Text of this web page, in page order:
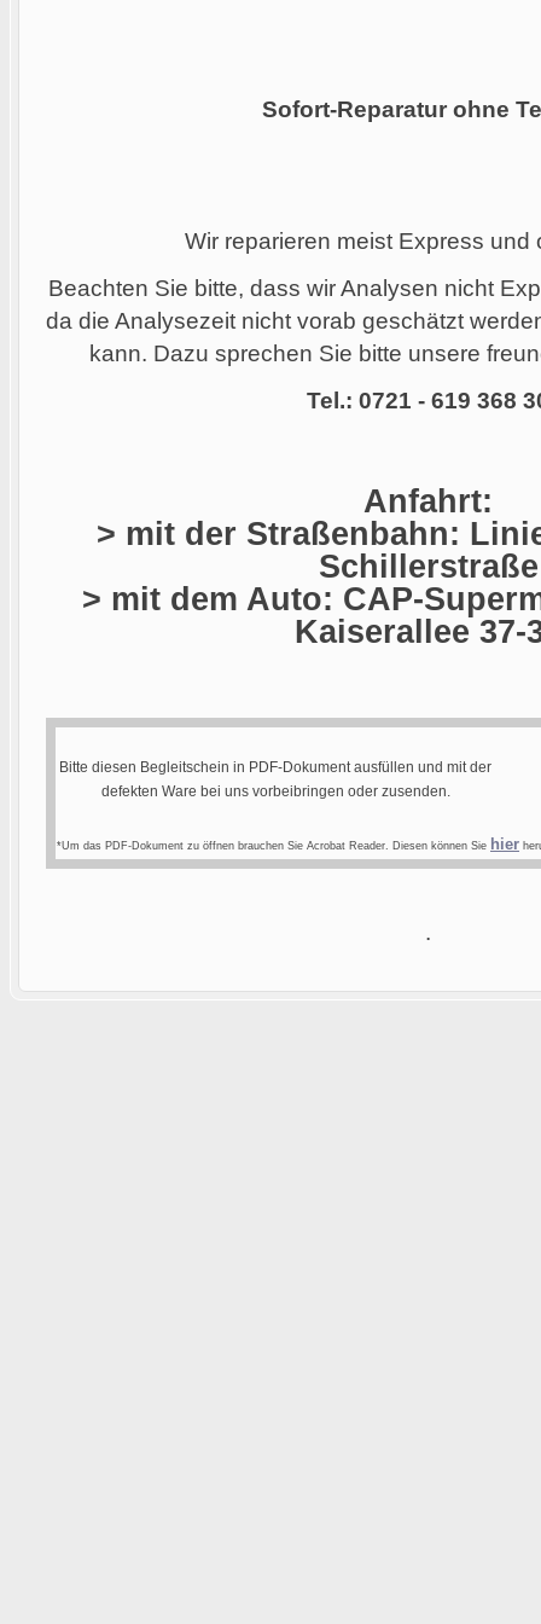
Sofort-Reparatur ohne
Wir reparieren meist Express und
Beachten Sie bitte, dass wir Analysen nicht
da die Analysezeit nicht vorab geschätzt
kann. Dazu sprechen Sie bitte unsere
Tel.: 0721 - 619 368
Anfahrt:
> mit der Straßenbahn:
Schillerstraße
> mit dem Auto: CAP-
Kaiserallee 37-
Bitte diesen Begleitschein in PDF-Dokument ausfüllen und mit der
defekten Ware bei uns vorbeibringen oder zusenden.
*Um das PDF-Dokument zu öffnen brauchen Sie Acrobat Reader. Diesen können Sie hier
.